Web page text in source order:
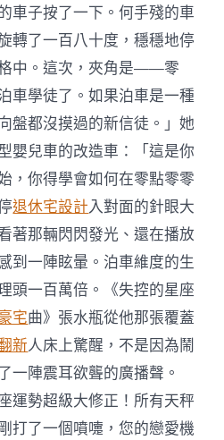
車子按了一下。何手殘的車
轉了一百八十度，穩穩地停
中。這次，夾角是——零
車學徒了。如果泊車是一種
盤都沒摸過的新信徒。」她
嬰兒車的改造車：「這是你
，你得學會如何在零點零零
退休宅設計入對面的針眼大
著那輛閃閃發光、還在播放
到一陣眩暈。泊車維度的生
頭一百萬倍。《失控的星座
宅曲》張水瓶從他那張覆蓋
新人床上驚醒，不是因為鬧
一陣震耳欲聾的廣播聲。
運勢超級大修正！所有天秤
打了一個噴嚏，您的戀愛機